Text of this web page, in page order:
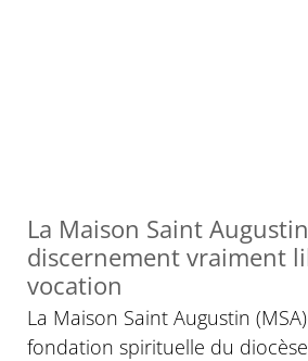
La Maison Saint
discernement vraiment
vocation
La Maison Saint Augustin
fondation spirituelle du